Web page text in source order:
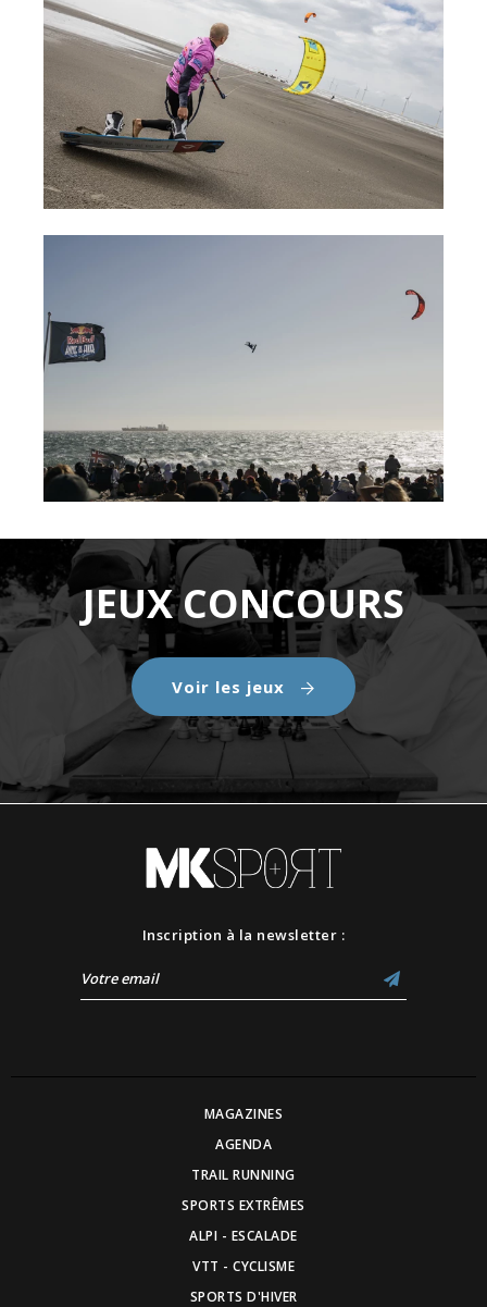
JEUX CONCOURS
Voir les jeux
Inscription à la newsletter :
MAGAZINES
AGENDA
TRAIL RUNNING
SPORTS EXTRÊMES
ALPI - ESCALADE
VTT - CYCLISME
SPORTS D'HIVER